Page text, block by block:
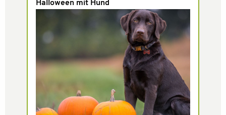
Halloween mit Hund